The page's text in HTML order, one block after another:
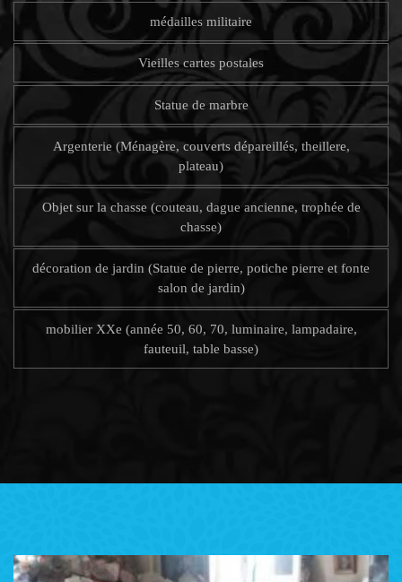
médailles militaire
Vieilles cartes postales
Statue de marbre
Argenterie (Ménagère, couverts dépareillés, theillere,
plateau)
Objet sur la chasse (couteau, dague ancienne, trophée de
chasse)
décoration de jardin (Statue de pierre, potiche pierre et fonte
salon de jardin)
mobilier XXe (année 50, 60, 70, luminaire, lampadaire,
fauteuil, table basse)